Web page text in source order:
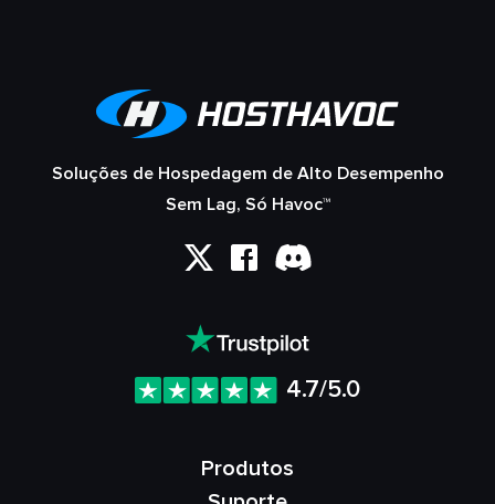
Soluções de Hospedagem de Alto Desempenho
Sem Lag, Só Havoc™
4.7/5.0
Produtos